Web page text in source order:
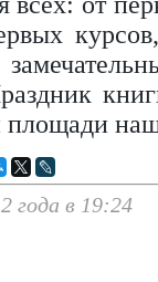
площади
года в 19:24